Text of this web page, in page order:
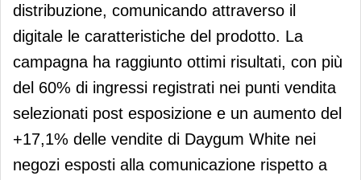
distribuzione, comunicando attraverso il
digitale le caratteristiche del prodotto. La
campagna ha raggiunto ottimi risultati, con più
del 60% di ingressi registrati nei punti vendita
selezionati post esposizione e un aumento del
+17,1% delle vendite di Daygum White nei
negozi esposti alla comunicazione rispetto a